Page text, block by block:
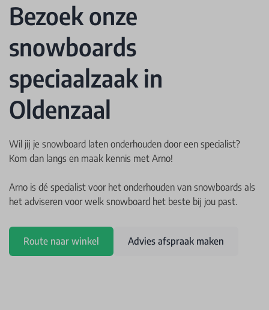
Bezoek onze
snowboards
speciaalzaak in
Oldenzaal
Wil jij je snowboard laten onderhouden door een specialist?
Kom dan langs en maak kennis met Arno!
Arno is dé specialist voor het onderhouden van snowboards als
het adviseren voor welk snowboard het beste bij jou past.
Route naar winkel Advies afspraak maken